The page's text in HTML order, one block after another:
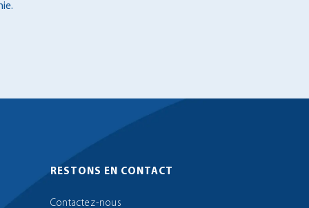
RESTONS EN CONTACT
Contactez-nous